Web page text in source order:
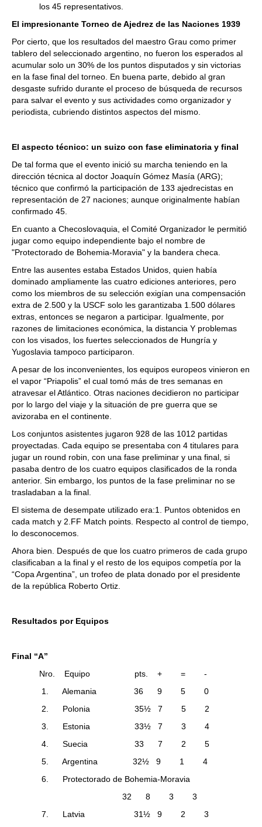
los 45 representativos.
El impresionante Torneo de Ajedrez de las Naciones 1939
Por cierto, que los resultados del maestro Grau como primer
tablero del seleccionado argentino, no fueron los esperados al
acumular solo un 30% de los puntos disputados y sin victorias
en la fase final del torneo. En buena parte, debido al gran
desgaste sufrido durante el proceso de búsqueda de recursos
para salvar el evento y sus actividades como organizador y
periodista, cubriendo distintos aspectos del mismo.
El aspecto técnico: un suizo con fase eliminatoria y final
De tal forma que el evento inició su marcha teniendo en la
dirección técnica al doctor Joaquín Gómez Masía (ARG);
técnico que confirmó la participación de 133 ajedrecistas en
representación de 27 naciones; aunque originalmente habían
confirmado 45.
En cuanto a Checoslovaquia, el Comité Organizador le permitió
jugar como equipo independiente bajo el nombre de
"Protectorado de Bohemia-Moravia" y la bandera checa.
Entre las ausentes estaba Estados Unidos, quien había
dominado ampliamente las cuatro ediciones anteriores, pero
como los miembros de su selección exigían una compensación
extra de 2.500 y la USCF solo les garantizaba 1.500 dólares
extras, entonces se negaron a participar. Igualmente, por
razones de limitaciones económica, la distancia Y problemas
con los visados, los fuertes seleccionados de Hungría y
Yugoslavia tampoco participaron.
A pesar de los inconvenientes, los equipos europeos vinieron en
el vapor “Priapolis” el cual tomó más de tres semanas en
atravesar el Atlántico. Otras naciones decidieron no participar
por lo largo del viaje y la situación de pre guerra que se
avizoraba en el continente.
Los conjuntos asistentes jugaron 928 de las 1012 partidas
proyectadas. Cada equipo se presentaba con 4 titulares para
jugar un round robin, con una fase preliminar y una final, si
pasaba dentro de los cuatro equipos clasificados de la ronda
anterior. Sin embargo, los puntos de la fase preliminar no se
trasladaban a la final.
El sistema de desempate utilizado era:1. Puntos obtenidos en
cada match y 2.FF Match points. Respecto al control de tiempo,
lo desconocemos.
Ahora bien. Después de que los cuatro primeros de cada grupo
clasificaban a la final y el resto de los equipos competía por la
“Copa Argentina”, un trofeo de plata donado por el presidente
de la república Roberto Ortiz.
Resultados por Equipos
Final “A”
Nro. Equipo pts. + = -
1. Alemania 36 9 5 0
2. Polonia 35½ 7 5 2
3. Estonia 33½ 7 3 4
4. Suecia 33 7 2 5
5. Argentina 32½ 9 1 4
6. Protectorado de Bohemia-Moravia
32 8 3 3
7. Latvia 31½ 9 2 3